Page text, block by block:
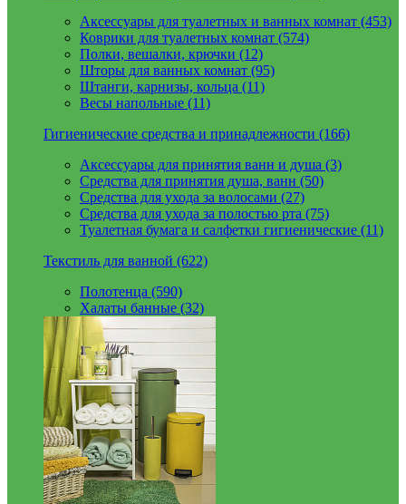
Аксессуары для туалетных и ванных комнат (453)
Коврики для туалетных комнат (574)
Полки, вешалки, крючки (12)
Шторы для ванных комнат (95)
Штанги, карнизы, кольца (11)
Весы напольные (11)
Гигиенические средства и принадлежности (166)
Аксессуары для принятия ванн и душа (3)
Средства для принятия душа, ванн (50)
Средства для ухода за волосами (27)
Средства для ухода за полостью рта (75)
Туалетная бумага и салфетки гигиенические (11)
Текстиль для ванной (622)
Полотенца (590)
Халаты банные (32)